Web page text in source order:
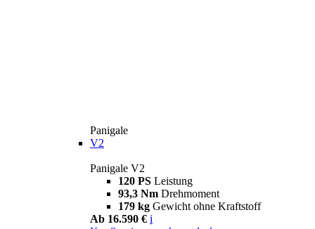
Panigale
V2
Panigale V2
120 PS Leistung
93,3 Nm Drehmoment
179 kg Gewicht ohne Kraftstoff
Ab 16.590 € i